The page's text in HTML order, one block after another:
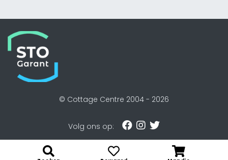
© Cottage Centre 2004 - 2026
Volg ons op: